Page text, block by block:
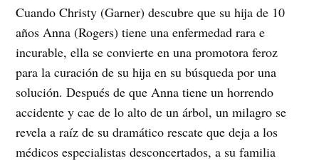
Cuando Christy (Garner) descubre que su hija de 10
años Anna (Rogers) tiene una enfermedad rara e
incurable, ella se convierte en una promotora feroz
para la curación de su hija en su búsqueda por una
solución. Después de que Anna tiene un horrendo
accidente y cae de lo alto de un árbol, un milagro se
revela a raíz de su dramático rescate que deja a los
médicos especialistas desconcertados, a su familia